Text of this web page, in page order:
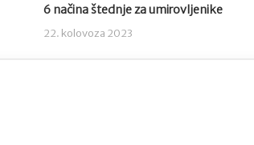
6 načina štednje za umirovljenike
22. kolovoza 2023